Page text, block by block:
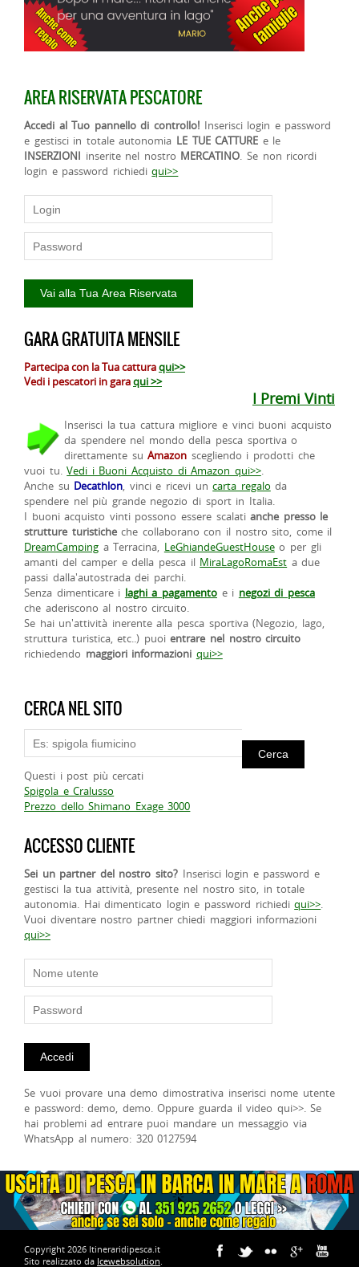
AREA RISERVATA PESCATORE
Accedi al Tuo pannello di controllo! Inserisci login e password
e gestisci in totale autonomia LE TUE CATTURE e le
INSERZIONI inserite nel nostro MERCATINO. Se non ricordi
login e password richiediqui>>
GARA GRATUITA MENSILE
Partecipa con la Tua catturaqui>>
Vedi i pescatori in garaqui >>
I Premi Vinti
Inserisci la tua cattura migliore e vinci buoni acquisto
da spendere nel mondo della pesca sportiva o
direttamente suAmazon scegliendo i prodotti che
vuoi tu.Vedi i Buoni Acquisto di Amazon qui>>.
Anche su Decathlon, vinci e ricevi uncarta regalo da
spendere nel più grande negozio di sport in Italia.
I buoni acquisto vinti possono essere scalatianche presso le
strutture turisticheche collaborano con il nostro sito, come il
DreamCamping a Terracina, LeGhiandeGuestHouseo per gli
amanti del camper e della pesca il MiraLagoRomaEst a due
passi dalla'autostrada dei parchi.
Senza dimenticare i laghi a pagamento e i negozi di pesca
che aderiscono al nostro circuito.
Se hai un'attività inerente alla pesca sportiva (Negozio, lago,
struttura turistica, etc..) puoientrare nel nostro circuito
richiedendo maggiori informazioni qui>>
CERCA NEL SITO
Questi i post più cercati
Spigola e Cralusso
Prezzo dello Shimano Exage 3000
ACCESSO CLIENTE
Sei un partner del nostro sito? Inserisci login e password e
gestisci la tua attività, presente nel nostro sito, in totale
autonomia. Hai dimenticato login e password richiediqui>>.
Vuoi diventare nostro partner chiedi maggiori informazioni
qui>>
Se vuoi provare una demo dimostrativa inserisci nome utente
e password: demo, demo. Oppure guarda il video qui>>. Se
hai problemi ad entrare puoi mandare un messaggio via
WhatsApp al numero: 320 0127594
Copyright 2026 Itineraridipesca.it
Sito realizzato da Icewebsolution.